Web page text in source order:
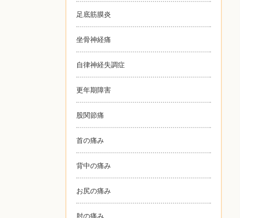
足底筋膜炎
坐骨神経痛
自律神経失調症
更年期障害
股関節痛
首の痛み
背中の痛み
お尻の痛み
肘の痛み